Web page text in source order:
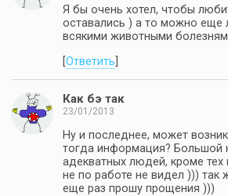
Я бы очень хотел, чтобы
оставались ) а то можно еще
всякими животными
Ответить
Как бэ так
23/01/2013
Ну и последнее, может
тогда информация? Большой
адекватных людей, кроме тех
не по работе не видел ))) так
еще раз прошу прощения )))